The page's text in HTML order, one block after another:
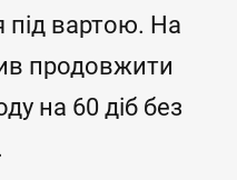
під вартою. На
продовжити
на 60 діб без